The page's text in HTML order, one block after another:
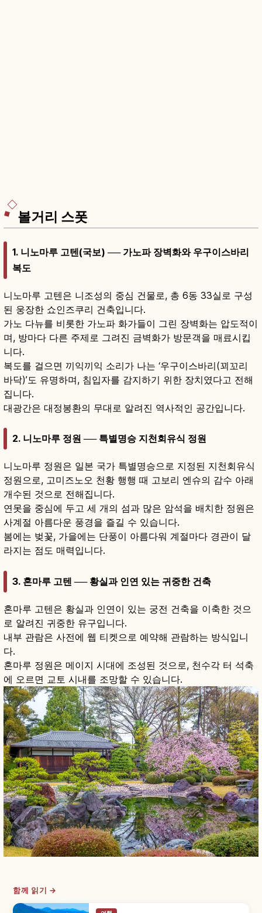
볼거리 스폿
1. 니노마루 고텐(국보) ── 가노파 장벽화와 우구이스바리
복도
니노마루 고텐은 니조성의 중심 건물로, 총 6동 33실로 구성
된 웅장한 쇼인즈쿠리 건축입니다.
가노 다뉴를 비롯한 가노파 화가들이 그린 장벽화는 압도적이
며, 방마다 다른 주제로 그려진 금벽화가 방문객을 매료시킵
니다.
복도를 걸으면 끼익끼익 소리가 나는 ‘우구이스바리(꾀꼬리
바닥)’도 유명하며, 침입자를 감지하기 위한 장치였다고 전해
집니다.
대광간은 대정봉환의 무대로 알려진 역사적인 공간입니다.
2. 니노마루 정원 ── 특별명승 지천회유식 정원
니노마루 정원은 일본 국가 특별명승으로 지정된 지천회유식
정원으로, 고미즈노오 천황 행행 때 고보리 엔슈의 감수 아래
개수된 것으로 전해집니다.
연못을 중심에 두고 세 개의 섬과 많은 암석을 배치한 정원은
사계절 아름다운 풍경을 즐길 수 있습니다.
봄에는 벚꽃, 가을에는 단풍이 아름다워 계절마다 경관이 달
라지는 점도 매력입니다.
3. 혼마루 고텐 ── 황실과 인연 있는 귀중한 건축
혼마루 고텐은 황실과 인연이 있는 궁전 건축을 이축한 것으
로 알려진 귀중한 유구입니다.
내부 관람은 사전에 웹 티켓으로 예약해 관람하는 방식입니
다.
혼마루 정원은 메이지 시대에 조성된 것으로, 천수각 터 석축
에 오르면 교토 시내를 조망할 수 있습니다.
함께 읽기 →